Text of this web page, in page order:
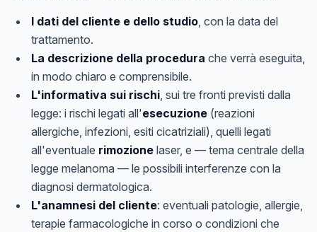
I dati del cliente e dello studio, con la data del
trattamento.
La descrizione della procedura che verrà eseguita,
in modo chiaro e comprensibile.
L'informativa sui rischi, sui tre fronti previsti dalla
legge: i rischi legati all'esecuzione (reazioni
allergiche, infezioni, esiti cicatriziali), quelli legati
all'eventuale rimozione laser, e — tema centrale della
legge melanoma — le possibili interferenze con la
diagnosi dermatologica.
L'anamnesi del cliente: eventuali patologie, allergie,
terapie farmacologiche in corso o condizioni che